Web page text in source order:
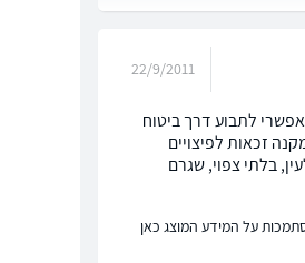
22/9/2011
לתבוע דרך ביטוח
זכאות לפיצויים
בלתי צפוי, שגרם
על המידע המוצג כאן